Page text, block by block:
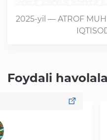
2025-yil — ATROF
Foydali